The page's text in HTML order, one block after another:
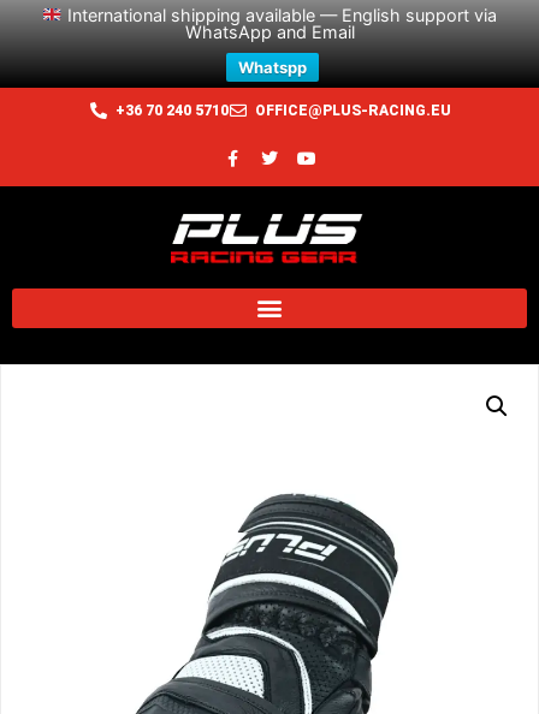
International shipping available — English support via
WhatsApp and Email
Whatspp
+36 70 240 5710 OFFICE@PLUS-RACING.EU